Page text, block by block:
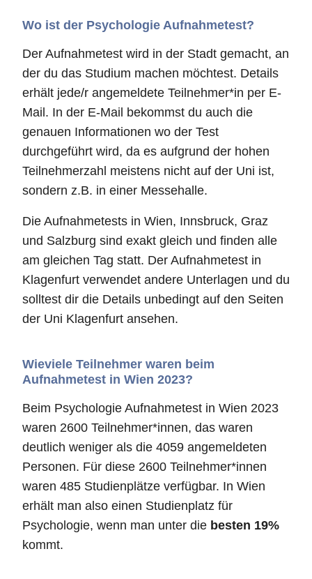
Wo ist der Psychologie Aufnahmetest?
Der Aufnahmetest wird in der Stadt gemacht, an
der du das Studium machen möchtest. Details
erhält jede/r angemeldete Teilnehmer*in per E-
Mail. In der E-Mail bekommst du auch die
genauen Informationen wo der Test
durchgeführt wird, da es aufgrund der hohen
Teilnehmerzahl meistens nicht auf der Uni ist,
sondern z.B. in einer Messehalle.
Die Aufnahmetests in Wien, Innsbruck, Graz
und Salzburg sind exakt gleich und finden alle
am gleichen Tag statt. Der Aufnahmetest in
Klagenfurt verwendet andere Unterlagen und du
solltest dir die Details unbedingt auf den Seiten
der Uni Klagenfurt ansehen.
Wieviele Teilnehmer waren beim
Aufnahmetest in Wien 2023?
Beim Psychologie Aufnahmetest in Wien 2023
waren 2600 Teilnehmer*innen, das waren
deutlich weniger als die 4059 angemeldeten
Personen. Für diese 2600 Teilnehmer*innen
waren 485 Studienplätze verfügbar. In Wien
erhält man also einen Studienplatz für
Psychologie, wenn man unter die besten 19%
kommt.